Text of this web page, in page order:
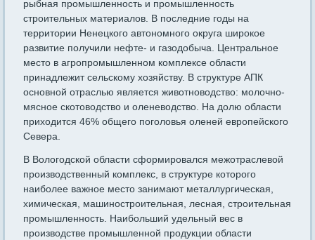
рыбная промышленность и промышленность
строительных материалов. В последние годы на
территории Ненецкого автономного округа широкое
развитие получили нефте- и газодобыча. Центральное
место в агропромышленном комплексе области
принадлежит сельскому хозяйству. В структуре АПК
основной отраслью является животноводство: молочно-
мясное скотоводство и оленеводство. На долю области
приходится 46% общего поголовья оленей европейского
Севера.
В Вологодской области сформировался межотраслевой
производственный комплекс, в структуре которого
наиболее важное место занимают металлургическая,
химическая, машиностроительная, лесная, строительная
промышленность. Наибольший удельный вес в
производстве промышленной продукции области